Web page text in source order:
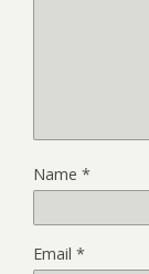
Name *
Email *